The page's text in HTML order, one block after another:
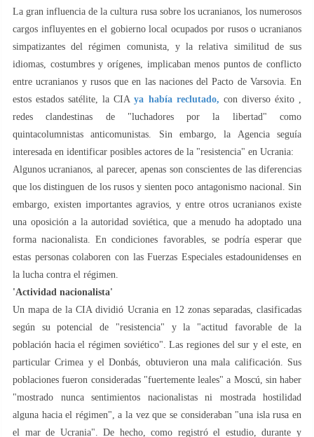
La gran influencia de la cultura rusa sobre los ucranianos, los numerosos
cargos influyentes en el gobierno local ocupados por rusos o ucranianos
simpatizantes del régimen comunista, y la relativa similitud de sus
idiomas, costumbres y orígenes, implicaban menos puntos de conflicto
entre ucranianos y rusos que en las naciones del Pacto de Varsovia. En
estos estados satélite, la CIAya había reclutado, con diverso éxito ,
redes clandestinas de "luchadores por la libertad" como
quintacolumnistas anticomunistas. Sin embargo, la Agencia seguía
interesada en identificar posibles actores de la "resistencia" en Ucrania:
Algunos ucranianos, al parecer, apenas son conscientes de las diferencias
que los distinguen de los rusos y sienten poco antagonismo nacional. Sin
embargo, existen importantes agravios, y entre otros ucranianos existe
una oposición a la autoridad soviética, que a menudo ha adoptado una
forma nacionalista. En condiciones favorables, se podría esperar que
estas personas colaboren con las Fuerzas Especiales estadounidenses en
la lucha contra el régimen.
'Actividad nacionalista'
Un mapa de la CIA dividió Ucrania en 12 zonas separadas, clasificadas
según su potencial de "resistencia" y la "actitud favorable de la
población hacia el régimen soviético". Las regiones del sur y el este, en
particular Crimea y el Donbás, obtuvieron una mala calificación. Sus
poblaciones fueron consideradas "fuertemente leales" a Moscú, sin haber
"mostrado nunca sentimientos nacionalistas ni mostrada hostilidad
alguna hacia el régimen", a la vez que se consideraban "una isla rusa en
el mar de Ucrania". De hecho, como registró el estudio, durante y